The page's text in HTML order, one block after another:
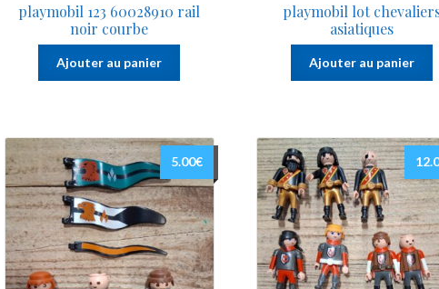
playmobil 123 60028910 rail
noir courbe
Ajouter au panier
playmobil lot
asiatiques
Ajouter au panier
5.00€